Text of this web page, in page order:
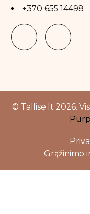
Black Limba
Blondesister
Cloud Nine
Delilah
Diva Pro Styling
+370 655 14498
© Tallise.lt 2026.
Grąžinimo